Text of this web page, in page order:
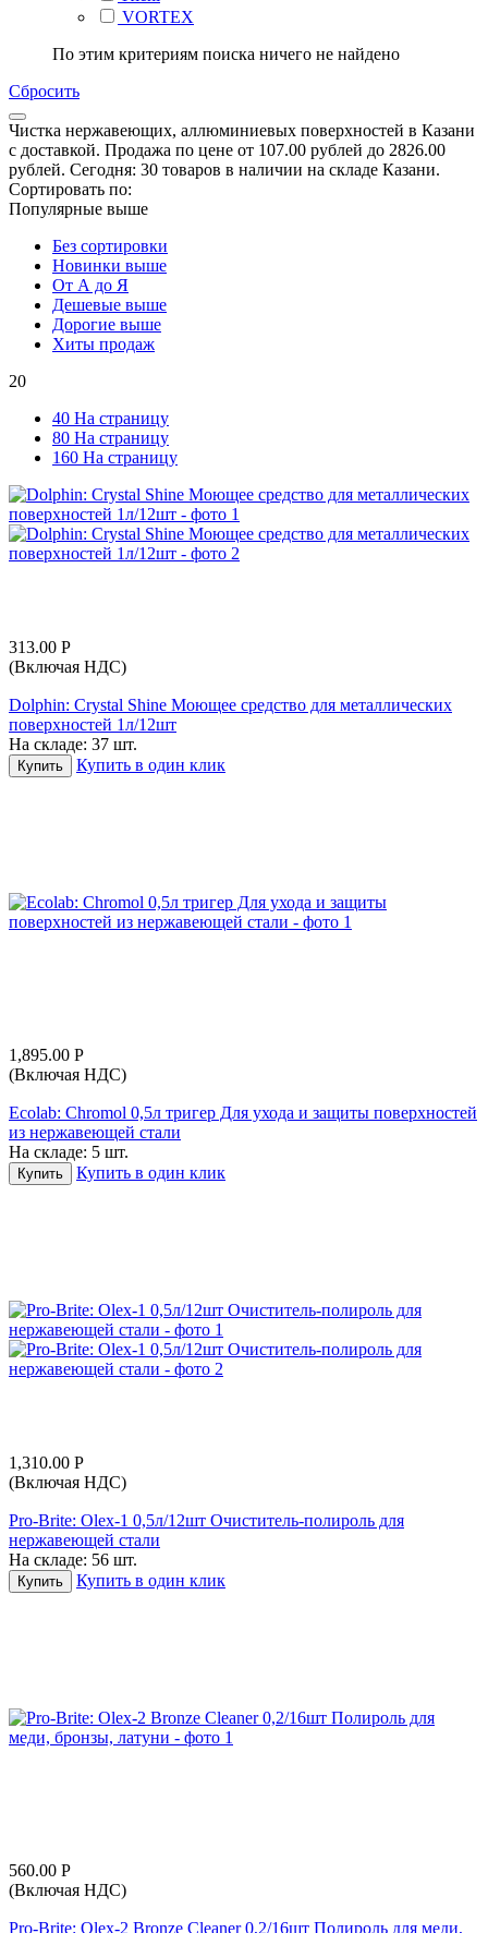
VORTEX
По этим критериям поиска ничего не найдено
Сбросить
Чистка нержавеющих, аллюминиевых поверхностей в Казани
с доставкой. Продажа по цене от 107.00 рублей до 2826.00
рублей. Сегодня: 30 товаров в наличии на складе Казани.
Сортировать по:
Популярные выше
Без сортировки
Новинки выше
От А до Я
Дешевые выше
Дорогие выше
Хиты продаж
20
40 На страницу
80 На страницу
160 На страницу
313.00 Р
(Включая НДС)
Dolphin: Crystal Shine Моющее средство для металлических
поверхностей 1л/12шт
На складе: 37 шт.
Купить Купить в один клик
1,895.00 Р
(Включая НДС)
Ecolab: Chromol 0,5л тригер Для ухода и защиты поверхностей
из нержавеющей стали
На складе: 5 шт.
Купить Купить в один клик
1,310.00 Р
(Включая НДС)
Pro-Brite: Olex-1 0,5л/12шт Очиститель-полироль для
нержавеющей стали
На складе: 56 шт.
Купить Купить в один клик
560.00 Р
(Включая НДС)
Pro-Brite: Olex-2 Bronze Cleaner 0,2/16шт Полироль для меди,